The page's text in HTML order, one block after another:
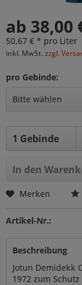
ab 38,00
50,67 € * pro Liter
inkl. MwSt. zzgl.
pro Gebinde:
In den
Merken
Artikel-Nr.:
Beschreibung
Jotun Demidekk
1972 zum